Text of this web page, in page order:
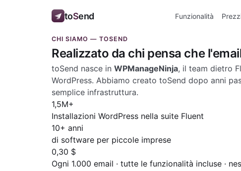
toSend Funzionalità
CHI SIAMO — TOSEND
Realizzato da chi pensa che
toSend nasce in WPManageNinja, il team dietro
WordPress. Abbiamo creato toSend dopo anni
semplice infrastruttura.
1,5M+
Installazioni WordPress nella suite Fluent
10+ anni
di software per piccole imprese
0,30 $
Ogni 1.000 email · tutte le funzionalità incluse ·